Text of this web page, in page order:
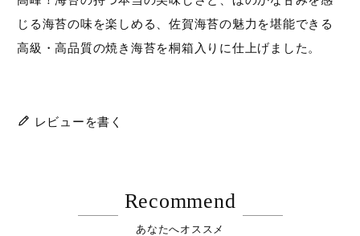
じる海苔の味を楽しめる、佐賀海苔の魅力を堪能できる
高級・高品質の焼き海苔を桐箱入りに仕上げました。
レビューを書く
Recommend
あなたへオススメ